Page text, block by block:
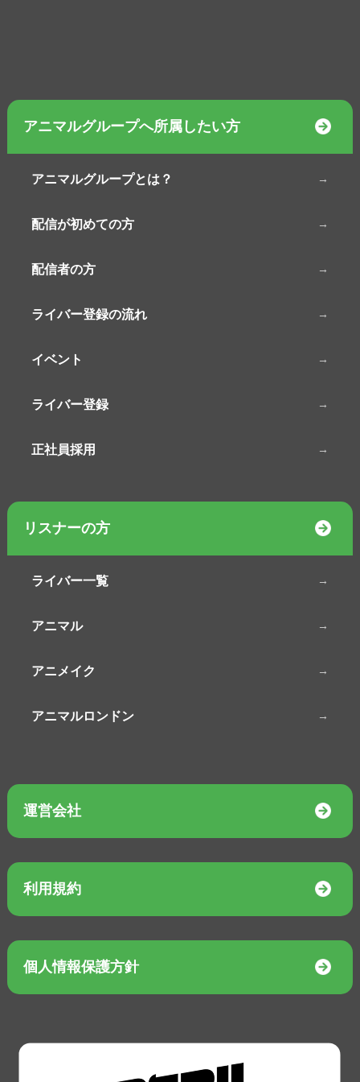
アニマルグループへ所属したい方
アニマルグループとは？
配信が初めての方
配信者の方
ライバー登録の流れ
イベント
ライバー登録
正社員採用
リスナーの方
ライバー一覧
アニマル
アニメイク
アニマルロンドン
運営会社
利用規約
個人情報保護方針